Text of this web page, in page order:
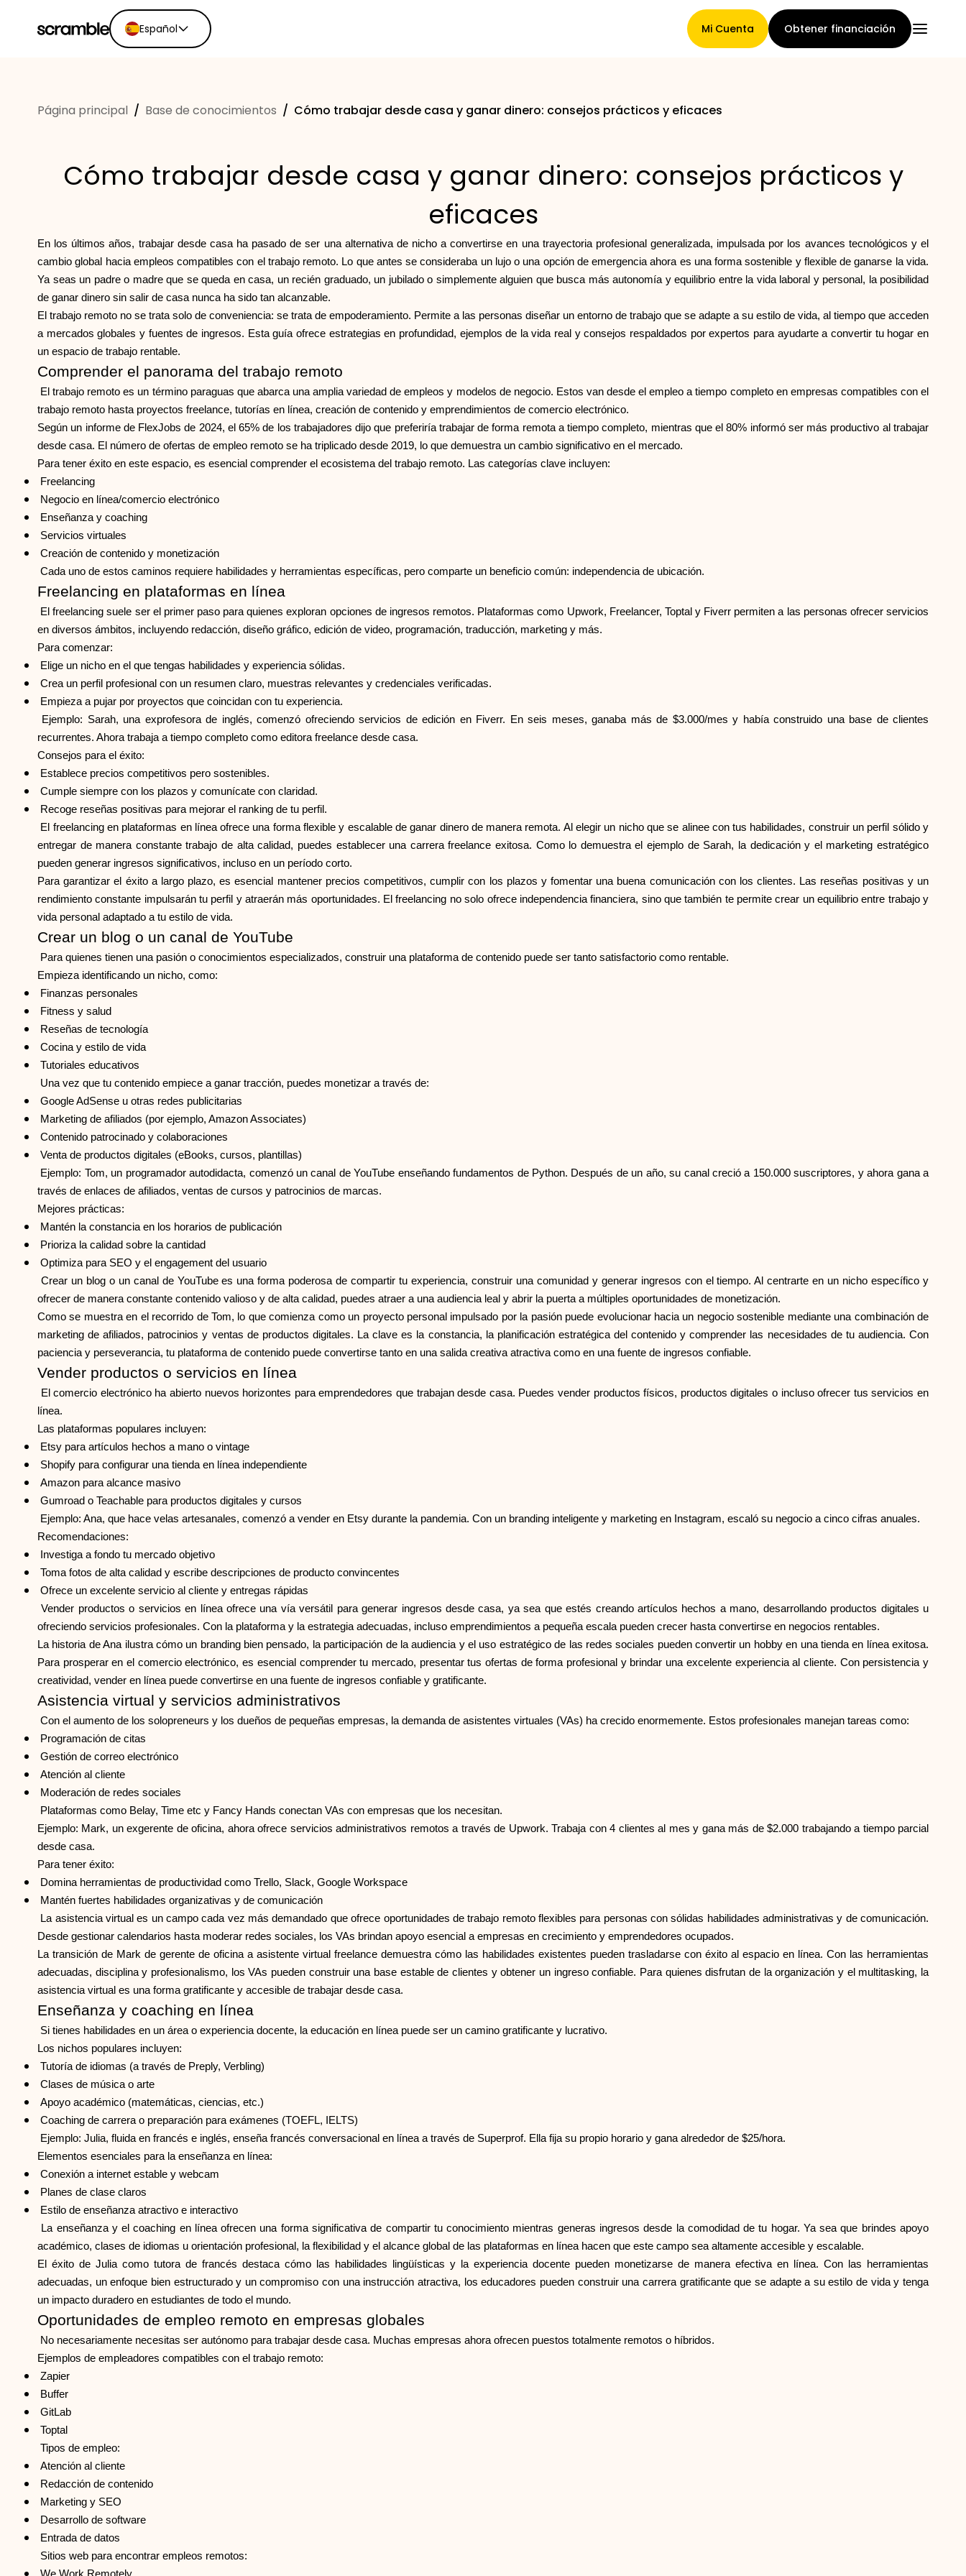
Español
Español
Deutsch
Mi Cuenta Obtener financiación
Términos de asignación de
Galería de marcas
Calculadoras
Contáctenos
Página principal / Base de conocimientos / Cómo trabajar desde casa y ganar dinero: consejos prácticos y eficaces
Cómo trabajar desde casa y ganar dinero: consejos prácticos y
eficaces
En los últimos años, trabajar desde casa ha pasado de ser una alternativa de nicho a convertirse en una trayectoria profesional generalizada, impulsada por los avances tecnológicos y el
cambio global hacia empleos compatibles con el trabajo remoto. Lo que antes se consideraba un lujo o una opción de emergencia ahora es una forma sostenible y flexible de ganarse la vida.
Ya seas un padre o madre que se queda en casa, un recién graduado, un jubilado o simplemente alguien que busca más autonomía y equilibrio entre la vida laboral y personal, la posibilidad
de ganar dinero sin salir de casa nunca ha sido tan alcanzable.
El trabajo remoto no se trata solo de conveniencia: se trata de empoderamiento. Permite a las personas diseñar un entorno de trabajo que se adapte a su estilo de vida, al tiempo que acceden
a mercados globales y fuentes de ingresos. Esta guía ofrece estrategias en profundidad, ejemplos de la vida real y consejos respaldados por expertos para ayudarte a convertir tu hogar en
un espacio de trabajo rentable.
Comprender el panorama del trabajo remoto
El trabajo remoto es un término paraguas que abarca una amplia variedad de empleos y modelos de negocio. Estos van desde el empleo a tiempo completo en empresas compatibles con el
trabajo remoto hasta proyectos freelance, tutorías en línea, creación de contenido y emprendimientos de comercio electrónico.
Según un informe de FlexJobs de 2024, el 65% de los trabajadores dijo que preferiría trabajar de forma remota a tiempo completo, mientras que el 80% informó ser más productivo al trabajar
desde casa. El número de ofertas de empleo remoto se ha triplicado desde 2019, lo que demuestra un cambio significativo en el mercado.
Para tener éxito en este espacio, es esencial comprender el ecosistema del trabajo remoto. Las categorías clave incluyen:
Freelancing
Negocio en línea/comercio electrónico
Enseñanza y coaching
Servicios virtuales
Creación de contenido y monetización
Cada uno de estos caminos requiere habilidades y herramientas específicas, pero comparte un beneficio común: independencia de ubicación.
Freelancing en plataformas en línea
El freelancing suele ser el primer paso para quienes exploran opciones de ingresos remotos. Plataformas como Upwork, Freelancer, Toptal y Fiverr permiten a las personas ofrecer servicios
en diversos ámbitos, incluyendo redacción, diseño gráfico, edición de video, programación, traducción, marketing y más.
Para comenzar:
Elige un nicho en el que tengas habilidades y experiencia sólidas.
Crea un perfil profesional con un resumen claro, muestras relevantes y credenciales verificadas.
Empieza a pujar por proyectos que coincidan con tu experiencia.
Ejemplo: Sarah, una exprofesora de inglés, comenzó ofreciendo servicios de edición en Fiverr. En seis meses, ganaba más de $3.000/mes y había construido una base de clientes
recurrentes. Ahora trabaja a tiempo completo como editora freelance desde casa.
Consejos para el éxito:
Establece precios competitivos pero sostenibles.
Cumple siempre con los plazos y comunícate con claridad.
Recoge reseñas positivas para mejorar el ranking de tu perfil.
El freelancing en plataformas en línea ofrece una forma flexible y escalable de ganar dinero de manera remota. Al elegir un nicho que se alinee con tus habilidades, construir un perfil sólido y
entregar de manera constante trabajo de alta calidad, puedes establecer una carrera freelance exitosa. Como lo demuestra el ejemplo de Sarah, la dedicación y el marketing estratégico
pueden generar ingresos significativos, incluso en un período corto.
Para garantizar el éxito a largo plazo, es esencial mantener precios competitivos, cumplir con los plazos y fomentar una buena comunicación con los clientes. Las reseñas positivas y un
rendimiento constante impulsarán tu perfil y atraerán más oportunidades. El freelancing no solo ofrece independencia financiera, sino que también te permite crear un equilibrio entre trabajo y
vida personal adaptado a tu estilo de vida.
Crear un blog o un canal de YouTube
Para quienes tienen una pasión o conocimientos especializados, construir una plataforma de contenido puede ser tanto satisfactorio como rentable.
Empieza identificando un nicho, como:
Finanzas personales
Fitness y salud
Reseñas de tecnología
Cocina y estilo de vida
Tutoriales educativos
Una vez que tu contenido empiece a ganar tracción, puedes monetizar a través de:
Google AdSense u otras redes publicitarias
Marketing de afiliados (por ejemplo, Amazon Associates)
Contenido patrocinado y colaboraciones
Venta de productos digitales (eBooks, cursos, plantillas)
Ejemplo: Tom, un programador autodidacta, comenzó un canal de YouTube enseñando fundamentos de Python. Después de un año, su canal creció a 150.000 suscriptores, y ahora gana a
través de enlaces de afiliados, ventas de cursos y patrocinios de marcas.
Mejores prácticas:
Mantén la constancia en los horarios de publicación
Prioriza la calidad sobre la cantidad
Optimiza para SEO y el engagement del usuario
Crear un blog o un canal de YouTube es una forma poderosa de compartir tu experiencia, construir una comunidad y generar ingresos con el tiempo. Al centrarte en un nicho específico y
ofrecer de manera constante contenido valioso y de alta calidad, puedes atraer a una audiencia leal y abrir la puerta a múltiples oportunidades de monetización.
Como se muestra en el recorrido de Tom, lo que comienza como un proyecto personal impulsado por la pasión puede evolucionar hacia un negocio sostenible mediante una combinación de
marketing de afiliados, patrocinios y ventas de productos digitales. La clave es la constancia, la planificación estratégica del contenido y comprender las necesidades de tu audiencia. Con
paciencia y perseverancia, tu plataforma de contenido puede convertirse tanto en una salida creativa atractiva como en una fuente de ingresos confiable.
Vender productos o servicios en línea
El comercio electrónico ha abierto nuevos horizontes para emprendedores que trabajan desde casa. Puedes vender productos físicos, productos digitales o incluso ofrecer tus servicios en
línea.
Las plataformas populares incluyen:
Etsy para artículos hechos a mano o vintage
Shopify para configurar una tienda en línea independiente
Amazon para alcance masivo
Gumroad o Teachable para productos digitales y cursos
Ejemplo: Ana, que hace velas artesanales, comenzó a vender en Etsy durante la pandemia. Con un branding inteligente y marketing en Instagram, escaló su negocio a cinco cifras anuales.
Recomendaciones:
Investiga a fondo tu mercado objetivo
Toma fotos de alta calidad y escribe descripciones de producto convincentes
Ofrece un excelente servicio al cliente y entregas rápidas
Vender productos o servicios en línea ofrece una vía versátil para generar ingresos desde casa, ya sea que estés creando artículos hechos a mano, desarrollando productos digitales u
ofreciendo servicios profesionales. Con la plataforma y la estrategia adecuadas, incluso emprendimientos a pequeña escala pueden crecer hasta convertirse en negocios rentables.
La historia de Ana ilustra cómo un branding bien pensado, la participación de la audiencia y el uso estratégico de las redes sociales pueden convertir un hobby en una tienda en línea exitosa.
Para prosperar en el comercio electrónico, es esencial comprender tu mercado, presentar tus ofertas de forma profesional y brindar una excelente experiencia al cliente. Con persistencia y
creatividad, vender en línea puede convertirse en una fuente de ingresos confiable y gratificante.
Asistencia virtual y servicios administrativos
Con el aumento de los solopreneurs y los dueños de pequeñas empresas, la demanda de asistentes virtuales (VAs) ha crecido enormemente. Estos profesionales manejan tareas como:
Programación de citas
Gestión de correo electrónico
Atención al cliente
Moderación de redes sociales
Plataformas como Belay, Time etc y Fancy Hands conectan VAs con empresas que los necesitan.
Ejemplo: Mark, un exgerente de oficina, ahora ofrece servicios administrativos remotos a través de Upwork. Trabaja con 4 clientes al mes y gana más de $2.000 trabajando a tiempo parcial
desde casa.
Para tener éxito:
Domina herramientas de productividad como Trello, Slack, Google Workspace
Mantén fuertes habilidades organizativas y de comunicación
La asistencia virtual es un campo cada vez más demandado que ofrece oportunidades de trabajo remoto flexibles para personas con sólidas habilidades administrativas y de comunicación.
Desde gestionar calendarios hasta moderar redes sociales, los VAs brindan apoyo esencial a empresas en crecimiento y emprendedores ocupados.
La transición de Mark de gerente de oficina a asistente virtual freelance demuestra cómo las habilidades existentes pueden trasladarse con éxito al espacio en línea. Con las herramientas
adecuadas, disciplina y profesionalismo, los VAs pueden construir una base estable de clientes y obtener un ingreso confiable. Para quienes disfrutan de la organización y el multitasking, la
asistencia virtual es una forma gratificante y accesible de trabajar desde casa.
Enseñanza y coaching en línea
Si tienes habilidades en un área o experiencia docente, la educación en línea puede ser un camino gratificante y lucrativo.
Los nichos populares incluyen:
Tutoría de idiomas (a través de Preply, Verbling)
Clases de música o arte
Apoyo académico (matemáticas, ciencias, etc.)
Coaching de carrera o preparación para exámenes (TOEFL, IELTS)
Ejemplo: Julia, fluida en francés e inglés, enseña francés conversacional en línea a través de Superprof. Ella fija su propio horario y gana alrededor de $25/hora.
Elementos esenciales para la enseñanza en línea:
Conexión a internet estable y webcam
Planes de clase claros
Estilo de enseñanza atractivo e interactivo
La enseñanza y el coaching en línea ofrecen una forma significativa de compartir tu conocimiento mientras generas ingresos desde la comodidad de tu hogar. Ya sea que brindes apoyo
académico, clases de idiomas u orientación profesional, la flexibilidad y el alcance global de las plataformas en línea hacen que este campo sea altamente accesible y escalable.
El éxito de Julia como tutora de francés destaca cómo las habilidades lingüísticas y la experiencia docente pueden monetizarse de manera efectiva en línea. Con las herramientas
adecuadas, un enfoque bien estructurado y un compromiso con una instrucción atractiva, los educadores pueden construir una carrera gratificante que se adapte a su estilo de vida y tenga
un impacto duradero en estudiantes de todo el mundo.
Oportunidades de empleo remoto en empresas globales
No necesariamente necesitas ser autónomo para trabajar desde casa. Muchas empresas ahora ofrecen puestos totalmente remotos o híbridos.
Ejemplos de empleadores compatibles con el trabajo remoto:
Zapier
Buffer
GitLab
Toptal
Tipos de empleo:
Atención al cliente
Redacción de contenido
Marketing y SEO
Desarrollo de software
Entrada de datos
Sitios web para encontrar empleos remotos: